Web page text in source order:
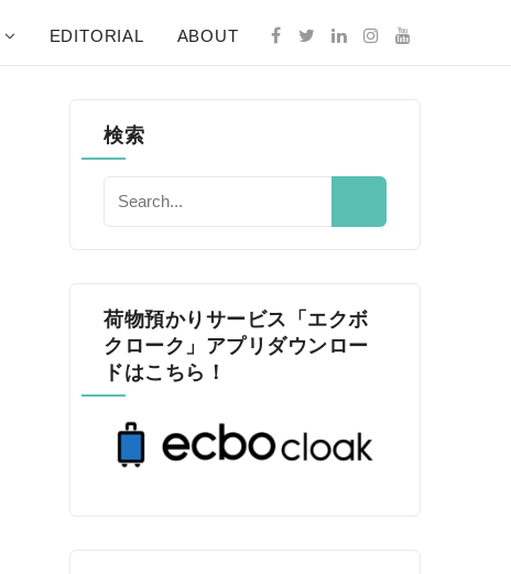
EDITORIAL ABOUT
検索
荷物預かりサービス「エクボ
クローク」アプリダウンロー
ドはこちら！